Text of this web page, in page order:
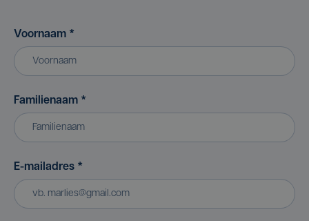
Voornaam *
Familienaam *
E-mailadres *